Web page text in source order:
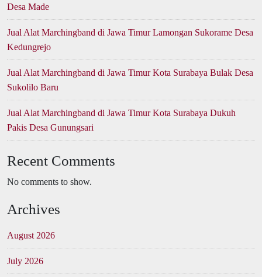
Desa Made
Jual Alat Marchingband di Jawa Timur Lamongan Sukorame Desa
Kedungrejo
Jual Alat Marchingband di Jawa Timur Kota Surabaya Bulak Desa
Sukolilo Baru
Jual Alat Marchingband di Jawa Timur Kota Surabaya Dukuh
Pakis Desa Gunungsari
Recent Comments
No comments to show.
Archives
August 2026
July 2026